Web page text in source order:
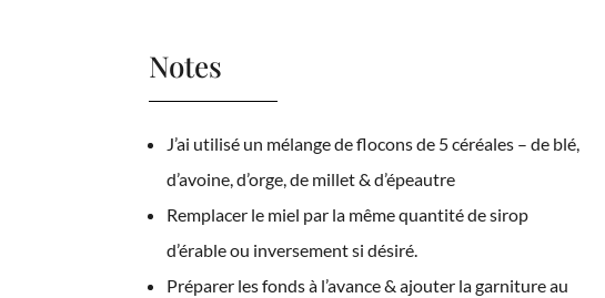
Notes
J’ai utilisé un mélange de flocons de 5 céréales – de blé,
d’avoine, d’orge, de millet & d’épeautre
Remplacer le miel par la même quantité de sirop
d’érable ou inversement si désiré.
Préparer les fonds à l’avance & ajouter la garniture au